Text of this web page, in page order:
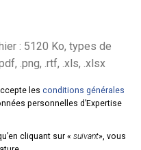
: 5120 Ko, types de
.png, .rtf, .xls, .xlsx
les conditions générales
personnelles d’Expertise
cliquant sur « suivant», vous